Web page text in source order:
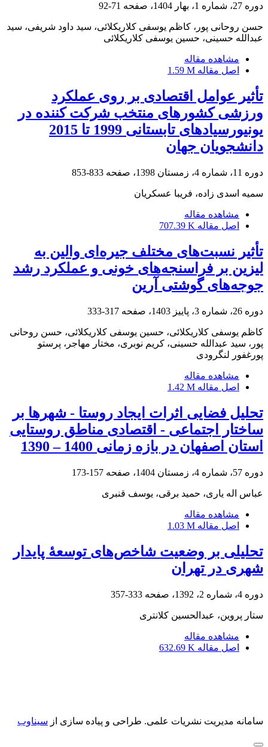
دوره 27، شماره 1، بهار 1404، صفحه 71-92
حسن روحانی پور، کاظم یوسفی کلاریکلائی، سید داود شریفی، سید
عبدالله حسینی، حسین یوسفی کلاریکلائی
مشاهده مقاله
اصل مقاله 1.59 M
تأثیر عوامل اقتصادی بر روی عملکرد
ورزشی کشورهای منتخب شرکت کننده در
یونیورسیادهای تابستانی 1999 تا 2015
دانشجویان جهان
دوره 11، شماره 4، زمستان 1398، صفحه 833-853
سمیه اسدی زاده، فریبا عسکریان
مشاهده مقاله
اصل مقاله 707.39 K
تأثیر نسبت‌های مختلف جیره‌ای والین به
لیزین بر فراسنجه‌های خونی و عملکرد رشد
جوجه‌‌های گوشتی آرین
دوره 26، شماره 3، پاییز 1403، صفحه 317-333
کاظم یوسفی کلاریکلائی، حسین یوسفی کلاریکلائی، حسن روحانی
پور، سید عبدالله حسینی، کریم نوبری، مختار مهاجر، پرستو
پورغفور لنگرودی
مشاهده مقاله
اصل مقاله 1.42 M
تحلیل فضایی اثرات ایجاد روستا - شهرها بر
ساختار اجتماعی - اقتصادی مناطق روستایی
استان اصفهان در بازه زمانی 1400 – 1390
دوره 57، شماره 4، زمستان 1404، صفحه 157-173
عباس اله یاری، حمید برقی، یوسف قنبری
مشاهده مقاله
اصل مقاله 1.03 M
تحلیلی بر وضعیت شاخص‌های توسعۀ پایدار
شهری در تهران
دوره 4، شماره 2، 1392، صفحه 333-357
ستار پروین، عبدالحسین کلانتری
مشاهده مقاله
اصل مقاله 632.69 K
سامانه مدیریت نشریات علمی. طراحی و پیاده سازی از سیناوب